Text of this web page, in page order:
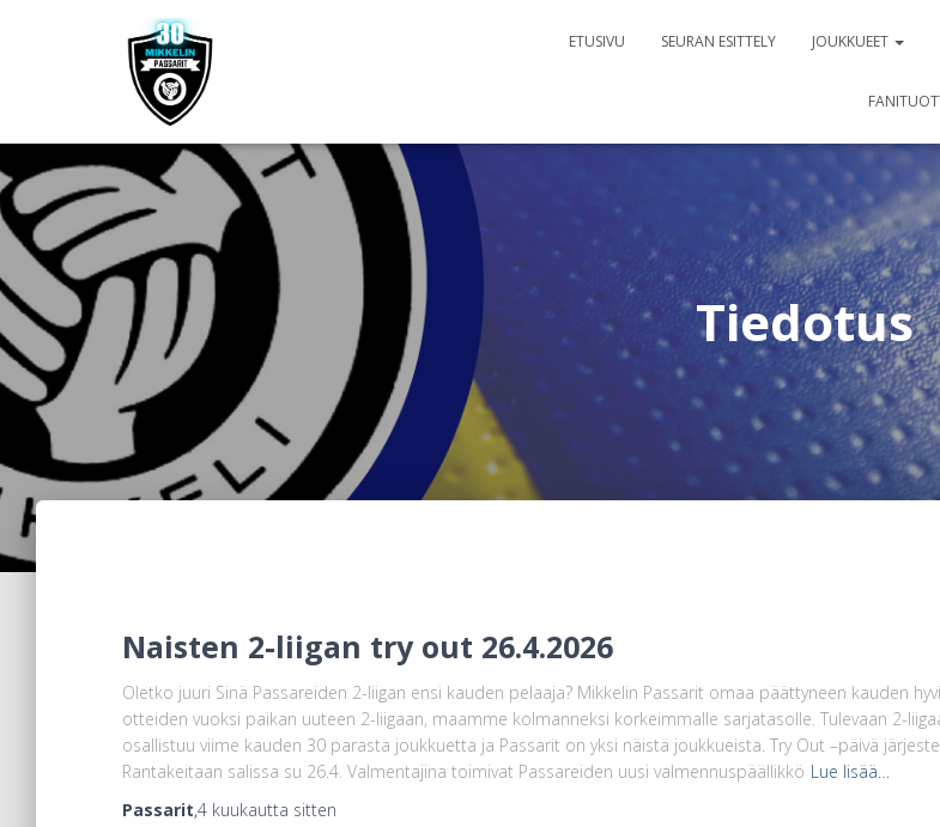
ETUSIVU SEURAN ESITTELY JOUKKUEET
Tiedotus
Naisten 2-liigan try out 26.4.2026
Oletko juuri Sinä Passareiden 2-liigan ensi kauden pelaaja? Mikkelin Passarit omaa päättyneen kauden
otteiden vuoksi paikan uuteen 2-liigaan, maamme kolmanneksi korkeimmalle sarjatasolle. Tulevaan 2-
osallistuu viime kauden 30 parasta joukkuetta ja Passarit on yksi näistä joukkueista. Try Out –päivä
Rantakeitaan salissa su 26.4. Valmentajina toimivat Passareiden uusi valmennuspäällikkö Lue lisää…
Passarit,4 kuukautta sitten